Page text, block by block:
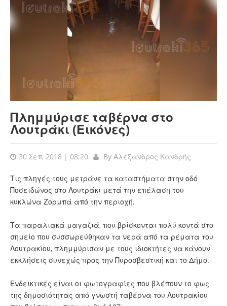
Πλημμύρισε ταβέρνα στο
Λουτράκι (Εικόνες)
30 Σεπ, 2018 | 08:20 By Αλέξανδρος Κανδρής
Τις πληγές τους μετράνε τα καταστήματα στην οδό
Ποσειδώνος στο Λουτράκι μετά την επέλαση του
κυκλώνα Ζορμπά από την περιοχή.
Τα παραλιακά μαγαζιά, που βρίσκονται πολύ κοντά στο
σημείο που συσσωρεύθηκαν τα νερά από τα ρέματα του
Λουτρακίου, πλημμύρισαν με τους ιδιοκτήτες να κάνουν
εκκλήσεις συνεχώς προς την Πυροσβεστική και το Δήμο.
Ενδεικτικές είναι οι φωτογραφίες που βλέπουν το φως
της δημοσιότητας από γνωστή ταβέρνα του Λουτρακίου